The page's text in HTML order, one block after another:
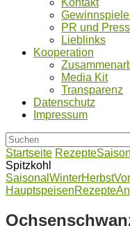
Kontakt
PR und
Lieblinks
Kooperation
Media Kit
Transparenz
Datenschutz
Impressum
Startseite Rezepte
Spitzkohl
Saisonal WinterHerbst
HauptspeisenRezepte